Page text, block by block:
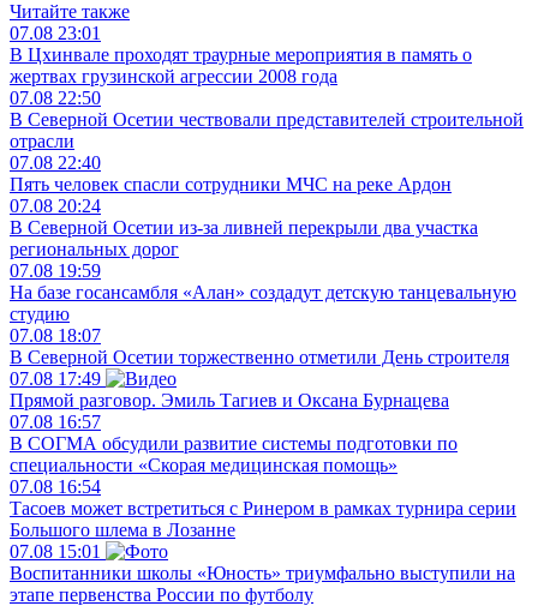
Читайте также
07.08 23:01
В Цхинвале проходят траурные мероприятия в память о
жертвах грузинской агрессии 2008 года
07.08 22:50
В Северной Осетии чествовали представителей строительной
отрасли
07.08 22:40
Пять человек спасли сотрудники МЧС на реке Ардон
07.08 20:24
В Северной Осетии из-за ливней перекрыли два участка
региональных дорог
07.08 19:59
На базе госансамбля «Алан» создадут детскую танцевальную
студию
07.08 18:07
В Северной Осетии торжественно отметили День строителя
07.08 17:49
Прямой разговор. Эмиль Тагиев и Оксана Бурнацева
07.08 16:57
В СОГМА обсудили развитие системы подготовки по
специальности «Скорая медицинская помощь»
07.08 16:54
Тасоев может встретиться с Ринером в рамках турнира серии
Большого шлема в Лозанне
07.08 15:01
Воспитанники школы «Юность» триумфально выступили на
этапе первенства России по футболу